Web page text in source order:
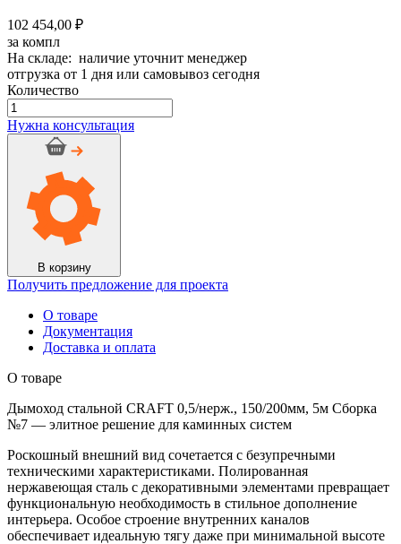
102 454,00 ₽
за компл
На складе: наличие уточнит менеджер
отгрузка от 1 дня или самовывоз сегодня
Количество
Количество
товара
Дымоход
стальной
нерж.,
150/200мм,
Нужна консультация
В корзину
Получить предложение для проекта
О товаре
Документация
Доставка и оплата
О товаре
Дымоход стальной CRAFT 0,5/нерж., 150/200мм, 5м Сборка
№7 — элитное решение для каминных систем
Роскошный внешний вид сочетается с безупречными
техническими характеристиками. Полированная
нержавеющая сталь с декоративными элементами превращает
функциональную необходимость в стильное дополнение
интерьера. Особое строение внутренних каналов
обеспечивает идеальную тягу даже при минимальной высоте